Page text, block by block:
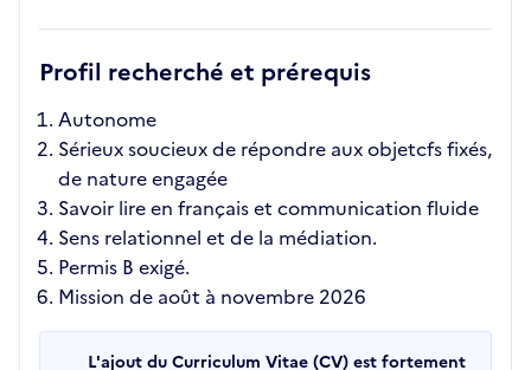
Profil recherché et prérequis
Autonome
Sérieux soucieux de répondre aux objetcfs fixés,
de nature engagée
Savoir lire en français et communication fluide
Sens relationnel et de la médiation.
Permis B exigé.
Mission de août à novembre 2026
L'ajout du Curriculum Vitae (CV) est fortement